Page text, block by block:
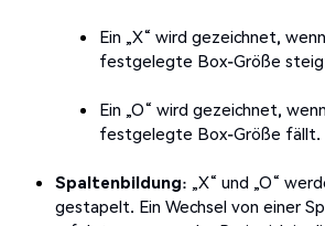
Ein „X“ wird gezeichnet,
festgelegte Box-Größe
Ein „O“ wird gezeichnet,
festgelegte Box-Größe fällt.
Spaltenbildung: „X“ und „O“
gestapelt. Ein Wechsel von einer